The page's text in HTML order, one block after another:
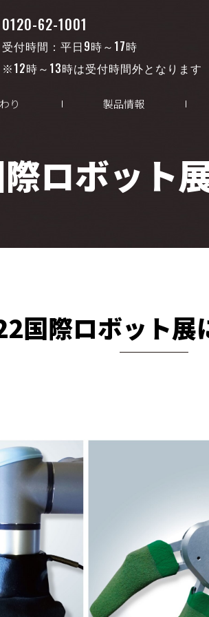
0120-62-1001
受付時間：平日9時～17時
※12時～13時は受付時間外となります
り 製品情報
ロボット
国際ロボット展